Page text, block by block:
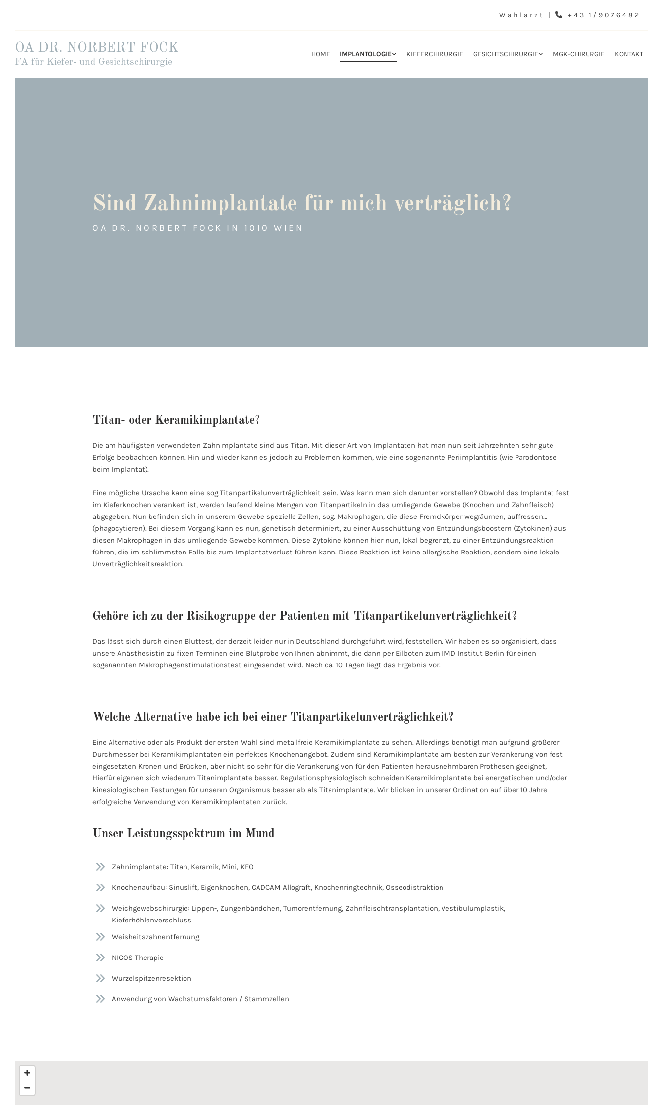
Wahlarzt |  +43 1/9076482
OA DR. NORBERT FOCK
FA für Kiefer- und Gesichtschirurgie
HOME IMPLANTOLOGIE KIEFERCHIRURGIE GESICHTSCHIRURGIE MGK-CHIRURGIE KONTAKT
Sind Zahnimplantate für mich verträglich?
OA DR. NORBERT FOCK IN 1010 WIEN
Titan- oder Keramikimplantate?
Die am häufigsten verwendeten Zahnimplantate sind aus Titan. Mit dieser Art von Implantaten hat man nun seit Jahrzehnten sehr gute
Erfolge beobachten können. Hin und wieder kann es jedoch zu Problemen kommen, wie eine sogenannte Periimplantitis (wie Parodontose
beim Implantat).
Eine mögliche Ursache kann eine sog Titanpartikelunverträglichkeit sein. Was kann man sich darunter vorstellen? Obwohl das Implantat fest
im Kieferknochen verankert ist, werden laufend kleine Mengen von Titanpartikeln in das umliegende Gewebe (Knochen und Zahnfleisch)
abgegeben. Nun befinden sich in unserem Gewebe spezielle Zellen, sog. Makrophagen, die diese Fremdkörper wegräumen, auffressen…
(phagocytieren). Bei diesem Vorgang kann es nun, genetisch determiniert, zu einer Ausschüttung von Entzündungsboostern (Zytokinen) aus
diesen Makrophagen in das umliegende Gewebe kommen. Diese Zytokine können hier nun, lokal begrenzt, zu einer Entzündungsreaktion
führen, die im schlimmsten Falle bis zum Implantatverlust führen kann. Diese Reaktion ist keine allergische Reaktion, sondern eine lokale
Unverträglichkeitsreaktion.
Gehöre ich zu der Risikogruppe der Patienten mit Titanpartikelunverträglichkeit?
Das lässt sich durch einen Bluttest, der derzeit leider nur in Deutschland durchgeführt wird, feststellen. Wir haben es so organisiert, dass
unsere Anästhesistin zu fixen Terminen eine Blutprobe von Ihnen abnimmt, die dann per Eilboten zum IMD Institut Berlin für einen
sogenannten Makrophagenstimulationstest eingesendet wird. Nach ca. 10 Tagen liegt das Ergebnis vor.
Welche Alternative habe ich bei einer Titanpartikelunverträglichkeit?
Eine Alternative oder als Produkt der ersten Wahl sind metallfreie Keramikimplantate zu sehen. Allerdings benötigt man aufgrund größerer
Durchmesser bei Keramikimplantaten ein perfektes Knochenangebot. Zudem sind Keramikimplantate am besten zur Verankerung von fest
eingesetzten Kronen und Brücken, aber nicht so sehr für die Verankerung von für den Patienten herausnehmbaren Prothesen geeignet,
Hierfür eigenen sich wiederum Titanimplantate besser. Regulationsphysiologisch schneiden Keramikimplantate bei energetischen und/oder
kinesiologischen Testungen für unseren Organismus besser ab als Titanimplantate. Wir blicken in unserer Ordination auf über 10 Jahre
erfolgreiche Verwendung von Keramikimplantaten zurück.
Unser Leistungsspektrum im Mund
Zahnimplantate: Titan, Keramik, Mini, KFO
Knochenaufbau: Sinuslift, Eigenknochen, CADCAM Allograft, Knochenringtechnik, Osseodistraktion
Weichgewebschirurgie: Lippen-, Zungenbändchen, Tumorentfernung, Zahnfleischtransplantation, Vestibulumplastik,
Kieferhöhlenverschluss
Weisheitszahnentfernung
NICOS Therapie
Wurzelspitzenresektion
Anwendung von Wachstumsfaktoren / Stammzellen